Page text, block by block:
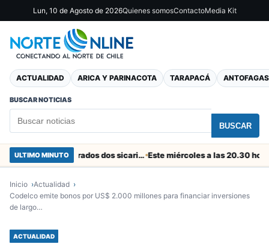
Lun, 10 de Agosto de 2026Quienes somosContactoMedia Kit
ACTUALIDAD ARICA Y PARINACOTA TARAPACÁ
BUSCAR NOTICIAS
BUSCAR
ULTIMO MINUTO En el “colador” de Cuya fueron capturados dos sicarios colombianos
Inicio
Actualidad
Codelco emite bonos por US$ 2.000 millones para financiar inversiones
de largo…
ACTUALIDAD